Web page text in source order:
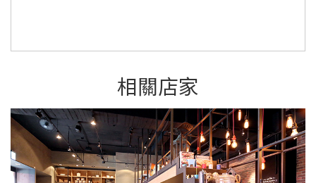
相關店家